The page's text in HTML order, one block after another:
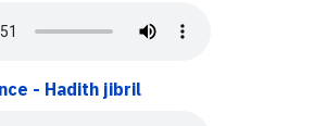
- Hadith jibril